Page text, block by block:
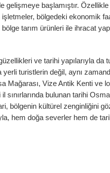
gelişmeye başlamıştır.
bölgedeki ekonomik
bölge tarım ürünleri ile ihracat
ve tarihi yapılarıyla da
yerli turistlerin değil, aynı
Mağarası, Vize Antik Kenti ve
il sınırlarında bulunan tarihi
bölgenin kültürel zenginliğini
hem doğa severler hem de